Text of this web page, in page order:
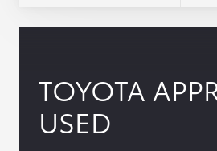
TOYOTA
USED